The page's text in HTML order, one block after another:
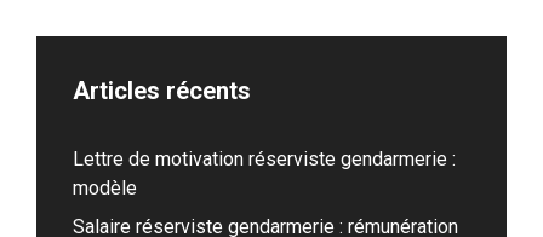
Articles récents
Lettre de motivation réserviste gendarmerie :
modèle
Salaire réserviste gendarmerie : rémunération